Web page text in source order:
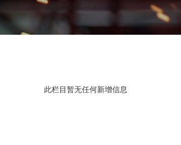
此栏目暂无任何新增信息